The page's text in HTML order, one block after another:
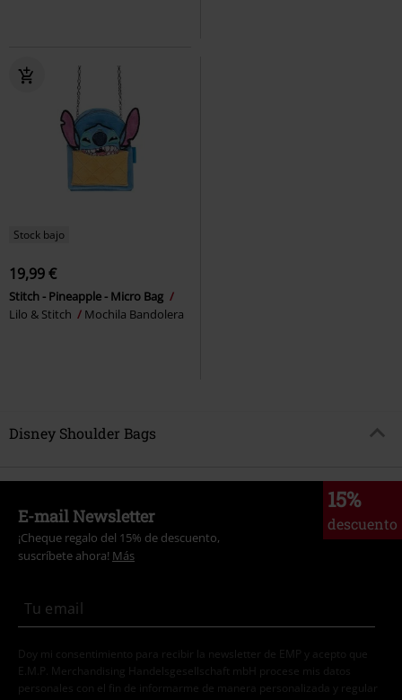
Stock bajo
19,99 €
Stitch - Pineapple - Micro Bag
Lilo & Stitch
Mochila Bandolera
Disney Shoulder Bags
15%
descuento
E-mail Newsletter
¡Cheque regalo del 15% de descuento,
suscríbete ahora! Más
Doy mi consentimiento para recibir la newsletter de EMP y acepto que
E.M.P. Merchandising Handelsgesellschaft mbH procese mis datos
personales con el fin de informarme de manera personalizada y regular